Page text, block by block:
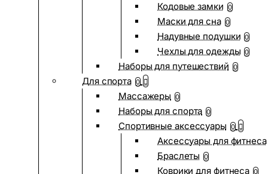
Кодовые замки 0
Маски для сна 0
Надувные подушки 0
Чехлы для одежды 0
Наборы для путешествий 0
Для спорта 0
Массажеры 0
Наборы для спорта 0
Спортивные аксессуары 0
Аксессуары для фитнеса
Браслеты 0
Коврики для фитнеса 0